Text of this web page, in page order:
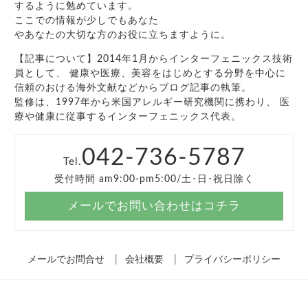
するように勉めています。
ここでの情報が少しでもあなた
やあなたの大切な方のお役に立ちますように。
【記事について】2014年1月からインターフェニックス技術
員として、 健康や医療、美容をはじめとする分野を中心に
信頼のおける海外文献などからブログ記事の執筆。
監修は、1997年から米国アレルギー研究機関に携わり、 医
療や健康に従事するインターフェニックス代表。
Tel. 042-736-5787
受付時間 am9:00-pm5:00/土･日･祝日除く
メールでお問い合わせはコチラ
メールでお問合せ 会社概要 プライバシーポリシー